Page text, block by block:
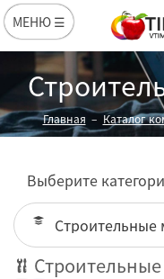
МЕНЮ ☰
Главная Каталог
Выберите